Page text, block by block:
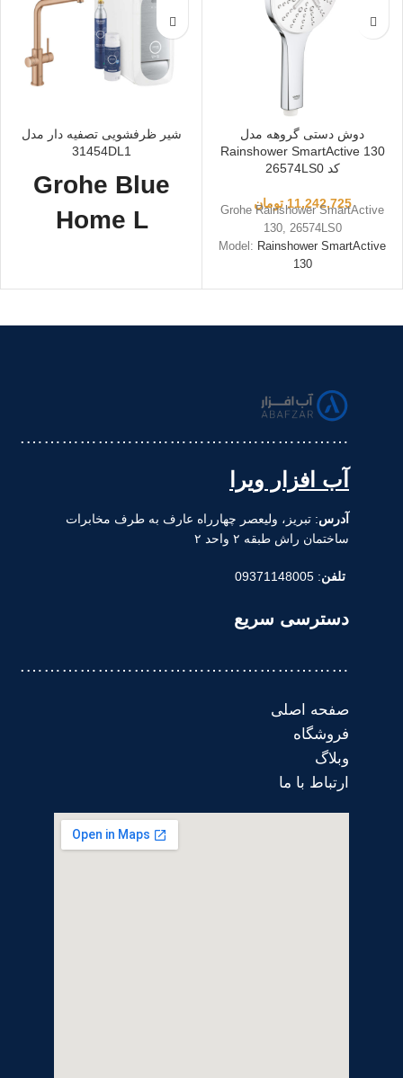
دوش دستی گروهه مدل
Rainshower SmartActive 130
کد 26574LS0
11,242,725 تومان
Grohe Rainshower SmartActive
130, 26574LS0
Model: Rainshower SmartActive
130
شیر ظرفشویی تصفیه دار مدل
31454DL1
Grohe Blue
Home L
Model:GROHE Blue Home
……………………………………………….
آب افزار ویرا
آدرس: تبریز، ولیعصر چهارراه عارف به طرف مخابرات
ساختمان راش طبقه ۲ واحد ۲
تلفن: 09371148005
دسترسی سریع
……………………………………………….
صفحه اصلی
فروشگاه
وبلاگ
ارتباط با ما